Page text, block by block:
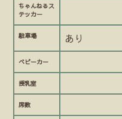
ちゃんねるス
テッカー
駐車場 あり
ベビーカー
授乳室
席数